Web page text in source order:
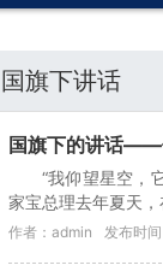
国旗下讲话
国旗下的讲话——
“我仰望星空，
家宝总理去年夏天
作者：admin 发布时